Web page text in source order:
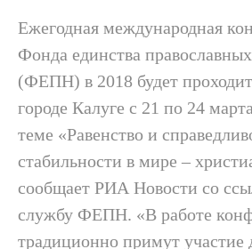
Ежегодная международная
Фонда единства
(ФЕПН) в 2018 будет
городе Калуге с 21 по 24
теме «Равенство и
стабильности в мире –
сообщает РИА Новости со
службу ФЕПН. «В работе
традиционно примут участие